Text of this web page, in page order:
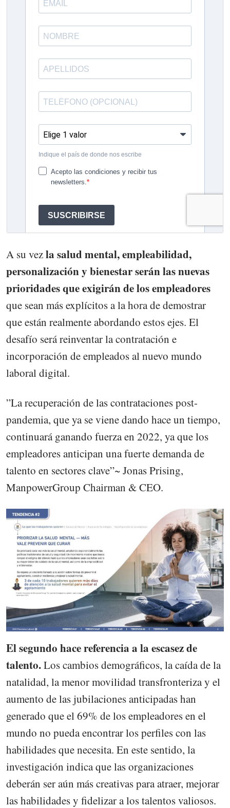
A su vezla salud mental, empleabilidad,
personalización y bienestar serán las nuevas
prioridades que exigirán de los empleadores
que sean más explícitos a la hora de demostrar
que están realmente abordando estos ejes. El
desafío será reinventar la contratación e
incorporación de empleados al nuevo mundo
laboral digital.
”La recuperación de las contrataciones post-
pandemia, que ya se viene dando hace un tiempo,
continuará ganando fuerza en 2022, ya que los
empleadores anticipan una fuerte demanda de
talento en sectores clave”~ Jonas Prising,
ManpowerGroup Chairman & CEO.
El segundo hace referencia a la escasez de
talento.Los cambios demográficos, la caída de la
natalidad, la menor movilidad transfronteriza y el
aumento de las jubilaciones anticipadas han
generado que el 69% de los empleadores en el
mundo no pueda encontrar los perfiles con las
habilidades que necesita. En este sentido, la
investigación indica que las organizaciones
deberán ser aún más creativas para atraer, mejorar
las habilidades y fidelizar a los talentos valiosos.